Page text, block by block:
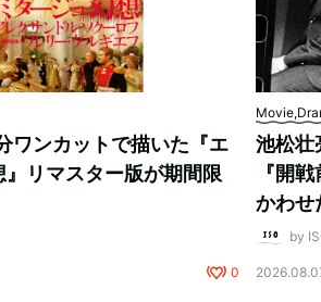
ワンカットで描いた『エ
リマスター版が期間限
0
池松壮
『開
かわせ
by